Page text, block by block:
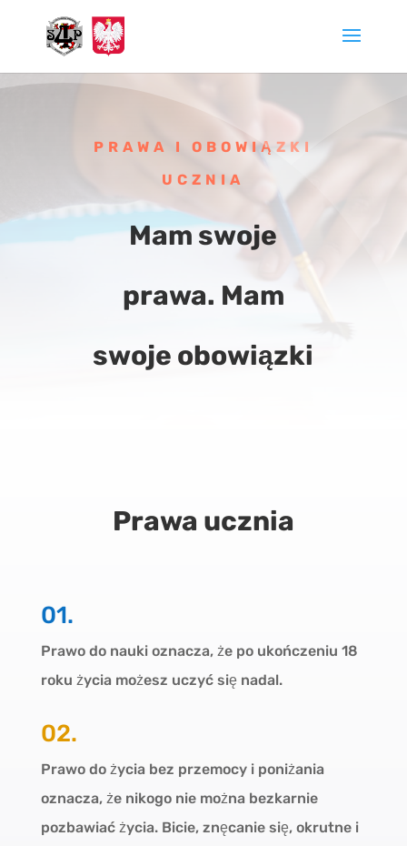
PRAWA I OBOWIĄZKI
UCZNIA
Mam swoje
prawa. Mam
swoje obowiązki
Prawa ucznia
01.
Prawo do nauki oznacza, że po ukończeniu 18
roku życia możesz uczyć się nadal.
02.
Prawo do życia bez przemocy i poniżania
oznacza, że nikogo nie można bezkarnie
pozbawiać życia. Bicie, znęcanie się, okrutne i